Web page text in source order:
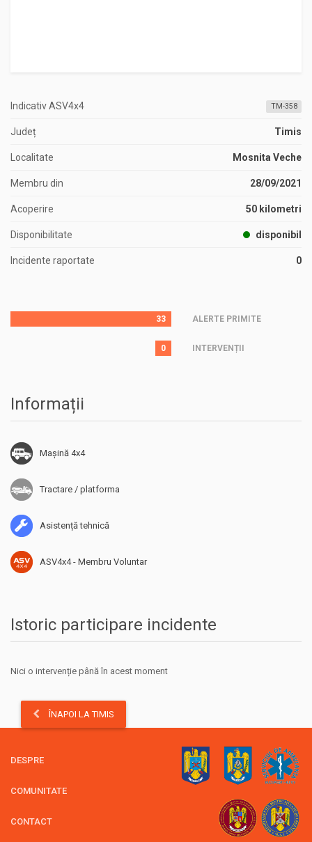
Indicativ ASV4x4 TM-358
Județ Timis
Localitate Mosnita Veche
Membru din 28/09/2021
Acoperire 50 kilometri
Disponibilitate disponibil
Incidente raportate 0
33
0
ALERTE PRIMITE
INTERVENȚII
Informații
Mașină 4x4
Tractare / platforma
Asistență tehnică
ASV4x4 - Membru Voluntar
Istoric participare incidente
Nici o intervenție până în acest moment
ÎNAPOI LA TIMIS
DESPRE
COMUNITATE
CONTACT